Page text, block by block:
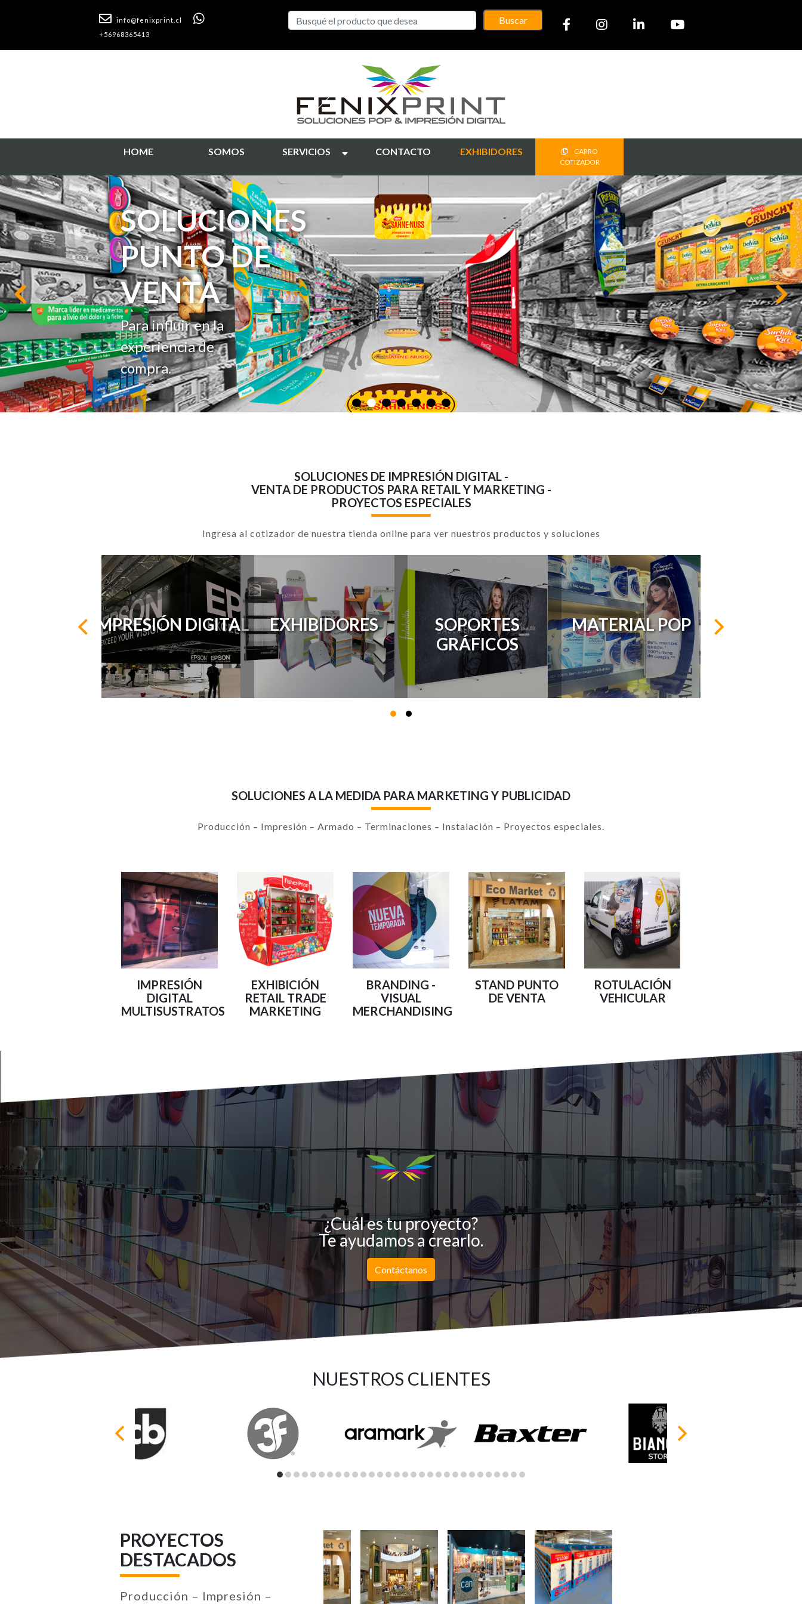
info@fenixprint.cl
+56968365413
Buscar
HOME SOMOS SERVICIOS CONTACTO EXHIBIDORES
CARRO
COTIZADOR
SOLUCIONES
PUNTO DE
VENTA
Para influir en la
experiencia de
compra.
Anterior Siguiente
SOLUCIONES DE IMPRESIÓN DIGITAL -
VENTA DE PRODUCTOS PARA RETAIL Y MARKETING -
PROYECTOS ESPECIALES
Ingresa al cotizador de nuestra tienda online para ver nuestros productos y soluciones
IMPRESIÓN DIGITAL EXHIBIDORES
SOPORTES
GRÁFICOS
MATERIAL POP
SOLUCIONES A LA MEDIDA PARA MARKETING Y PUBLICIDAD
Producción – Impresión – Armado – Terminaciones – Instalación – Proyectos especiales.
IMPRESIÓN
DIGITAL
MULTISUSTRATOS
EXHIBICIÓN
RETAIL TRADE
MARKETING
BRANDING -
VISUAL
MERCHANDISING
STAND PUNTO
DE VENTA
ROTULACIÓN
VEHICULAR
¿Cuál es tu proyecto?
Te ayudamos a crearlo.
Contáctanos
NUESTROS CLIENTES
PROYECTOS
DESTACADOS
Producción – Impresión –